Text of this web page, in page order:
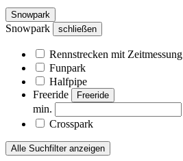
Snowpark
Snowpark schließen
Rennstrecken mit Zeitmessung
Funpark
Halfpipe
Freeride
Freeride
min.
Crosspark
Alle Suchfilter anzeigen